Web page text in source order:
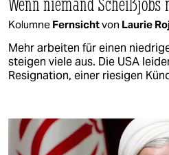
Kolumne Fernsichtvon Laurie
Mehr arbeiten für einen
steigen viele aus. Die USA
Resignation, einer riesigen